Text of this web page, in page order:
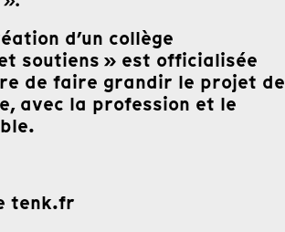
d’un collège
soutiens » est officialisée
de faire grandir le projet de
avec la profession et le
tenk.fr